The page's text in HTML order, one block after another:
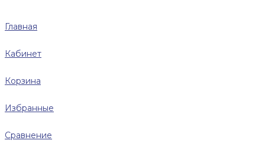
Главная
Кабинет
Корзина
Избранные
Сравнение